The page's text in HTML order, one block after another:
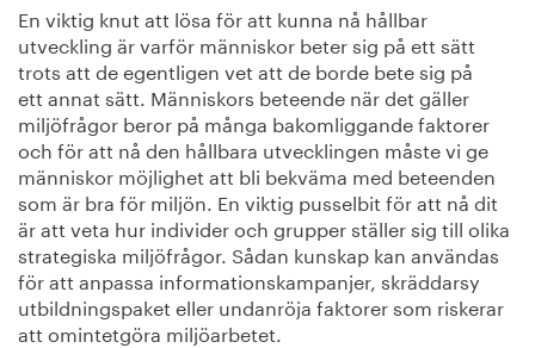
En viktig knut att lösa för att kunna nå hållbar
utveckling är varför människor beter sig på ett sätt
trots att de egentligen vet att de borde bete sig på
ett annat sätt. Människors beteende när det gäller
miljöfrågor beror på många bakomliggande faktorer
och för att nå den hållbara utvecklingen måste vi ge
människor möjlighet att bli bekväma med beteenden
som är bra för miljön. En viktig pusselbit för att nå dit
är att veta hur individer och grupper ställer sig till olika
strategiska miljöfrågor. Sådan kunskap kan användas
för att anpassa informationskampanjer, skräddarsy
utbildningspaket eller undanröja faktorer som riskerar
att omintetgöra miljöarbetet.